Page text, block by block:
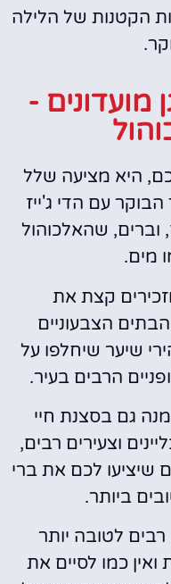
הקטנות של הלילה
מועדונים -
היא מציעה שלל
עם הדי ג'ייז
שהאלכוהול
מים.
קצת את
הצבעוניים
שיער שיחלפו על
הרבים בעיר.
גם בסצנת חיי
וצעירים רבים,
לכם את ברי
ביותר.
לטובה יותר
כמו לסיים את